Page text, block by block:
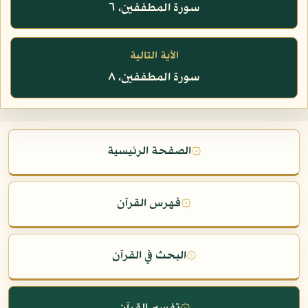
سورة المطففين، ٦
الآية التالية
سورة المطففين، ٨
۞الصفحة الرئيسية
۞فهرس القرآن
۞البحث في القرآن